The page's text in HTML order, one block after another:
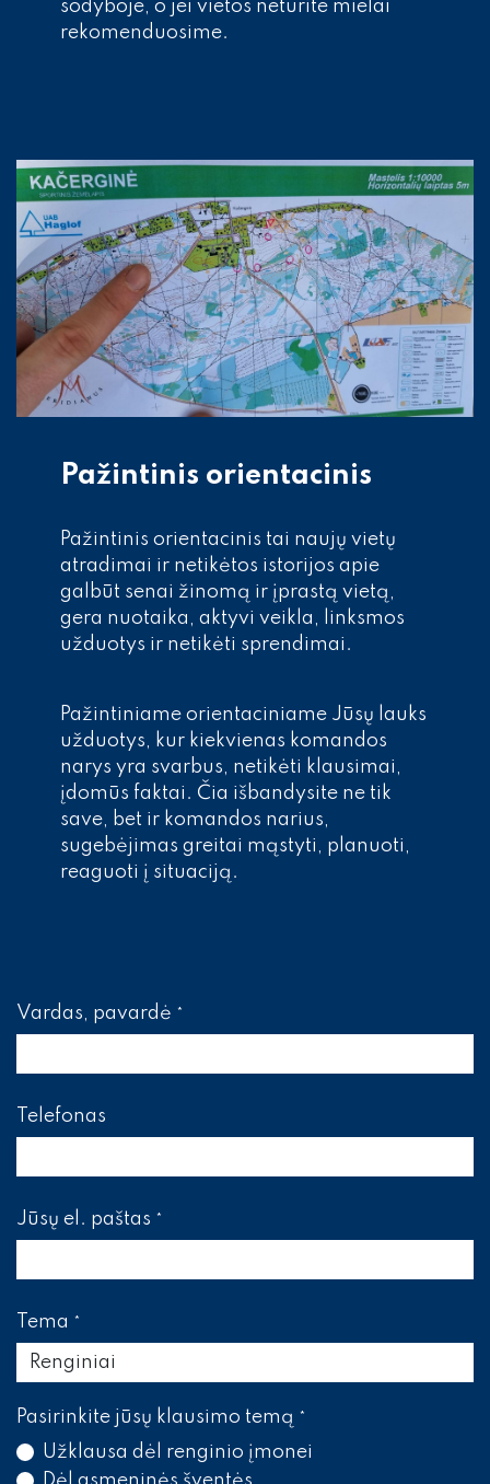
sodyboje, o jei vietos neturite mielai
rekomenduosime.
Pažintinis orientacinis
Pažintinis orientacinis tai naujų vietų
atradimai ir netikėtos istorijos apie
galbūt senai žinomą ir įprastą vietą,
gera nuotaika, aktyvi veikla, linksmos
užduotys ir netikėti sprendimai.
Pažintiniame orientaciniame Jūsų lauks
užduotys, kur kiekvienas komandos
narys yra svarbus, netikėti klausimai,
įdomūs faktai. Čia išbandysite ne tik
save, bet ir komandos narius,
sugebėjimas greitai mąstyti, planuoti,
reaguoti į situaciją.
Vardas, pavardė *
Telefonas
Jūsų el. paštas *
Tema *
Pasirinkite jūsų klausimo temą *
Užklausa dėl renginio įmonei